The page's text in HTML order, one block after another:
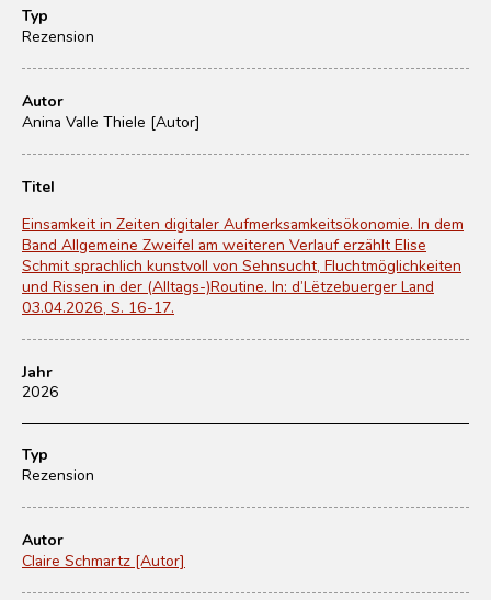
Typ
Rezension
Autor
Anina Valle Thiele [Autor]
Titel
Einsamkeit in Zeiten digitaler Aufmerksamkeitsökonomie. In dem
Band Allgemeine Zweifel am weiteren Verlauf erzählt Elise
Schmit sprachlich kunstvoll von Sehnsucht, Fluchtmöglichkeiten
und Rissen in der (Alltags-)Routine. In: d’Lëtzebuerger Land
03.04.2026, S. 16-17.
Jahr
2026
Typ
Rezension
Autor
Claire Schmartz [Autor]